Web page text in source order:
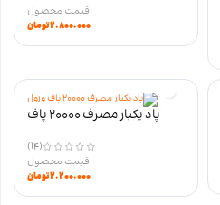
۲.۸۰۰.۰۰۰تومان
پاد یکبار مصرف 20000 پاف
(14)
۲.۲۰۰.۰۰۰تومان